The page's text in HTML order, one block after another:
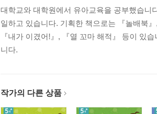
대학교와 대학원에서 유아교육을 공부했습니
일하고 있습니다. 기획한 책으로는 『놀배북
『내가 이겼어!』, 『열 꼬마 해적』 등이 있
니다.
작가의 다른 상품